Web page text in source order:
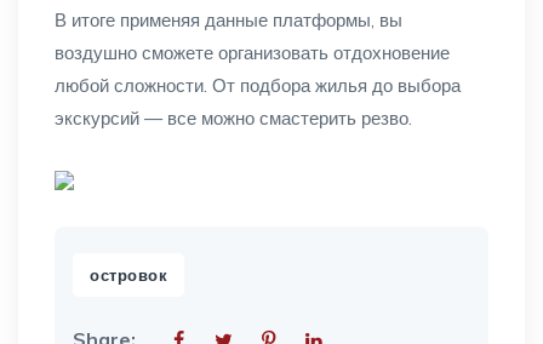
В итоге применяя данные платформы, вы
воздушно сможете организовать отдохновение
любой сложности. От подбора жилья до выбора
экскурсий — все можно смастерить резво.
островок
Share: